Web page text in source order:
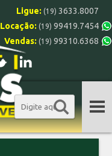
Ligue: (19) 3633.8007
Locação: (19) 99419.7454
Vendas: (19) 99310.6368